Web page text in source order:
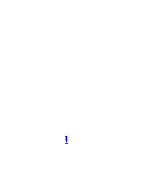
паллетная
три основных типа